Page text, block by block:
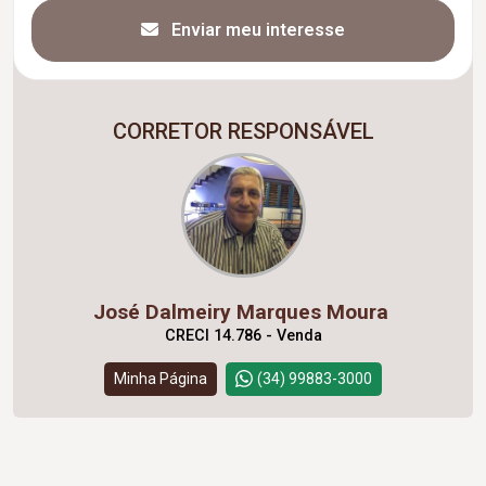
Enviar meu interesse
CORRETOR RESPONSÁVEL
José Dalmeiry Marques Moura
CRECI 14.786 - Venda
Minha Página (34) 99883-3000